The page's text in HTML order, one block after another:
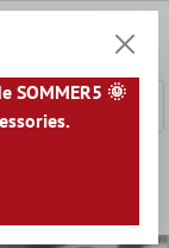
SOMMER5 🌞